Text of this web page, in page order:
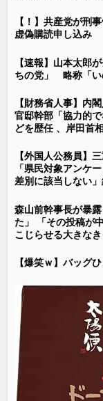
【！】共産党が刑
虚偽購読申し込み
【速報】山本太郎
ちの党」 略称「い
【財務省人事】内
官邸幹部「協力的
どを歴任 、岸田首
【外国人公務員】
「県民対象アンケ
差別に該当しない
森山前幹事長が暴
た」 「その投稿が
こじらせる大きなき
【爆笑ｗ】バッグ